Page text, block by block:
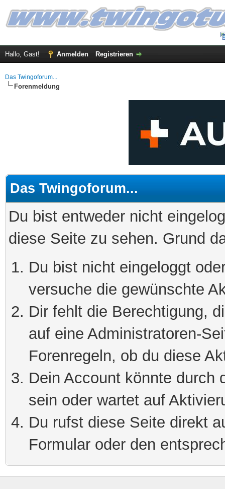
Hallo, Gast! Anmelden Registrieren
Das Twingoforum...
Forenmeldung
Das Twingoforum...
Du bist entweder nicht
diese Seite zu sehen. Grund
Du bist nicht eingeloggt
versuche die gewünschte
Dir fehlt die Berechtigung,
auf eine Administratoren-
Forenregeln, ob du diese
Dein Account könnte durch
sein oder wartet auf
Du rufst diese Seite direkt
Formular oder den